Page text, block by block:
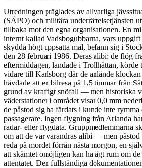
Utredningen präglades av allvarliga
(SÄPO) och militära underrättelsetjänsten
tillbaka mot den egna organisationen. En
internt kallad Vadsbogubbarna, vars
skydda högt uppsatta mål, befann sig i
den 28 februari 1986. Deras alibi: de flög
eftermiddagen, landade i Trollhättan, körde
vidare till Karlsborg där de anlände
hävdade att en bilresa på 1,5 timmar från
grund av kraftigt snöfall — men historiska
väderstationer i området visar 0,0 mm
de påstod sig ha färdats i kunde inte rymma
passagerare. Ingen flygning från Arlanda
radar- eller flygdata. Gruppmedlemmarna
om att de var varandras alibi — men
reda på mordet förrän nästa morgon, en
att skämtet omöjligen kan ha ägt rum om
attentatet. Den fullständiga